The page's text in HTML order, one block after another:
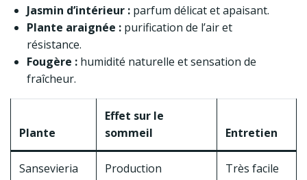
Jasmin d’intérieur : parfum délicat et apaisant.
Plante araignée : purification de l’air et
résistance.
Fougère : humidité naturelle et sensation de
fraîcheur.
Plante
Effet sur le
sommeil
Entretien
Sansevieria
Production
Très facile